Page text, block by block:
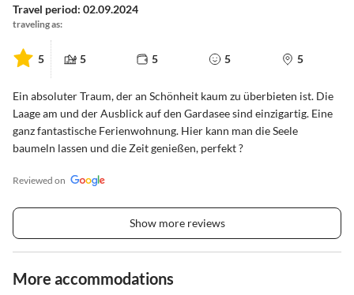
Travel period: 02.09.2024
traveling as:
5 5 5 5 5
Ein absoluter Traum, der an Schönheit kaum zu überbieten ist. Die
Laage am und der Ausblick auf den Gardasee sind einzigartig. Eine
ganz fantastische Ferienwohnung. Hier kann man die Seele
baumeln lassen und die Zeit genießen, perfekt ?
Reviewed on
Show more reviews
More accommodations